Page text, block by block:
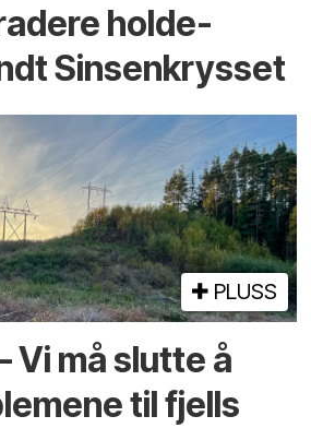
holde­
Sinsenkrysset
PLUSS
Vi må slutte å
til fjells